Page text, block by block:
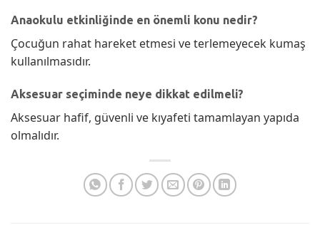
Anaokulu etkinliğinde en önemli konu nedir?
Çocuğun rahat hareket etmesi ve terlemeyecek kumaş
kullanılmasıdır.
Aksesuar seçiminde neye dikkat edilmeli?
Aksesuar hafif, güvenli ve kıyafeti tamamlayan yapıda
olmalıdır.